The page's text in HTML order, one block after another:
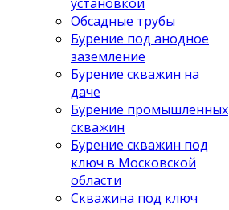
Обсадные трубы
Бурение под анодное
заземление
Бурение скважин на
даче
Бурение промышленных
скважин
Бурение скважин под
ключ в Московской
области
Скважина под ключ